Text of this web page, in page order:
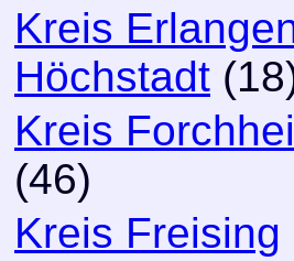
Kreis
Höchstadt
Kreis
(46)
Kreis Freising